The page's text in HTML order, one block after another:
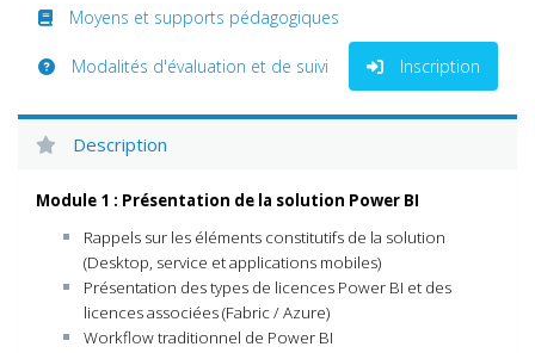
Moyens et supports pédagogiques
Modalités d'évaluation et de suivi Inscription
Description
Module 1 : Présentation de la solution Power BI
Rappels sur les éléments constitutifs de la solution
(Desktop, service et applications mobiles)
Présentation des types de licences Power BI et des
licences associées (Fabric / Azure)
Workflow traditionnel de Power BI